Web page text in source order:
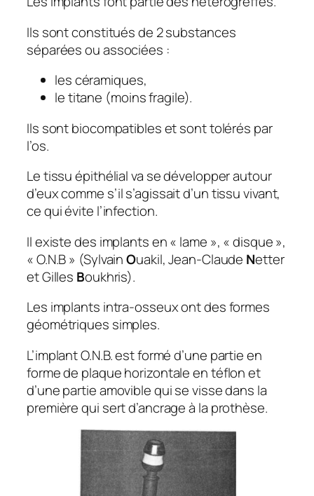
Ils sont constitués de 2 substances
séparées ou associées :
les céramiques,
le titane (moins fragile).
Ils sont biocompatibles et sont tolérés par
l’os.
Le tissu épithélial va se développer autour
d’eux comme s’il s’agissait d’un tissu vivant,
ce qui évite l’infection.
Il existe des implants en « lame », « disque »,
« O.N.B » (SylvainOuakil, Jean-Claude Netter
et Gilles Boukhris).
Les implants intra-osseux ont des formes
géométriques simples.
L’implant O.N.B. est formé d’une partie en
forme de plaque horizontale en téflon et
d’une partie amovible qui se visse dans la
première qui sert d’ancrage à la prothèse.